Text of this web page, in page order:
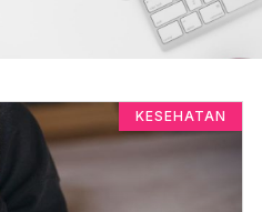
KESEHATAN